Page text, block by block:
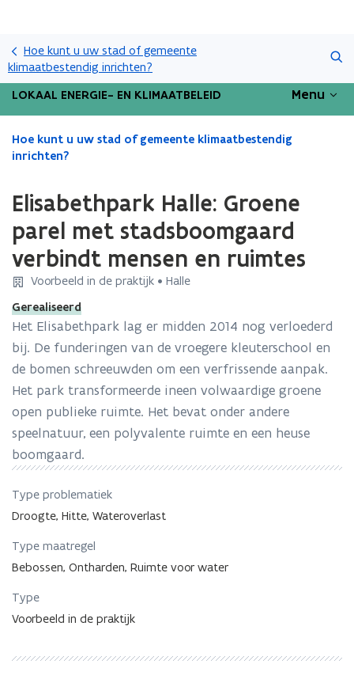
en
de
inhoud
gaan
Hoe kunt u uw stad of gemeente
klimaatbestendig inrichten?
LOKAAL ENERGIE- EN KLIMAATBELEID Menu
Gedaan
met
bevindt
Elisabethpark
Groene
parel
met
stadsboomgaard
verbindt
mensen
Hoe kunt u uw stad of gemeente klimaatbestendig
inrichten?
Elisabethpark Halle: Groene
parel met stadsboomgaard
verbindt mensen en ruimtes
Voorbeeld in de praktijk • Halle
Gerealiseerd
Het Elisabethpark lag er midden 2014 nog verloederd
bij. De funderingen van de vroegere kleuterschool en
de bomen schreeuwden om een verfrissende aanpak.
Het park transformeerde ineen volwaardige groene
open publieke ruimte. Het bevat onder andere
speelnatuur, een polyvalente ruimte en een heuse
boomgaard.
Type problematiek
Droogte, Hitte, Wateroverlast
Type maatregel
Bebossen, Ontharden, Ruimte voor water
Type
Voorbeeld in de praktijk